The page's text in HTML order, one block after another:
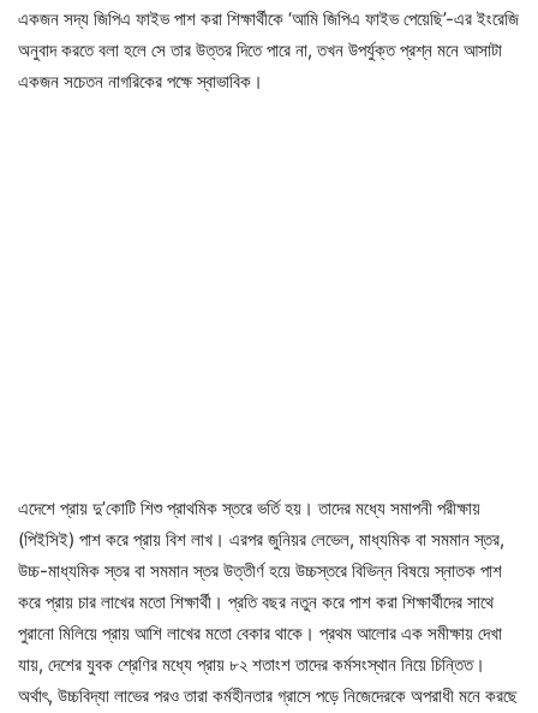
একজন সদ্য জিপিএ ফাইভ পাশ করা শিক্ষার্থীকে ‘আমি জিপিএ ফাইভ পেয়েছি’-এর ইংরেজি
অনুবাদ করতে বলা হলে সে তার উত্তর দিতে পারে না, তখন উপর্যুক্ত প্রশ্ন মনে আসাটা
একজন সচেতন নাগরিকের পক্ষে স্বাভাবিক।
এদেশে প্রায় দু’কোটি শিশু প্রাথমিক স্তরে ভর্তি হয়। তাদের মধ্যে সমাপনী পরীক্ষায়
(পিইসিই) পাশ করে প্রায় বিশ লাখ। এরপর জুনিয়র লেভেল, মাধ্যমিক বা সমমান স্তর,
উচ্চ-মাধ্যমিক স্তর বা সমমান স্তর উত্তীর্ণ হয়ে উচ্চস্তরে বিভিন্ন বিষয়ে স্নাতক পাশ
করে প্রায় চার লাখের মতো শিক্ষার্থী। প্রতি বছর নতুন করে পাশ করা শিক্ষার্থীদের সাথে
পুরানো মিলিয়ে প্রায় আশি লাখের মতো বেকার থাকে। প্রথম আলোর এক সমীক্ষায় দেখা
যায়, দেশের যুবক শ্রেণির মধ্যে প্রায় ৮২ শতাংশ তাদের কর্মসংস্থান নিয়ে চিন্তিত।
অর্থাৎ, উচ্চবিদ্যা লাভের পরও তারা কর্মহীনতার গ্রাসে পড়ে নিজেদেরকে অপরাধী মনে করছে